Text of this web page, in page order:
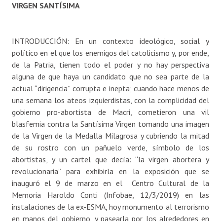
VIRGEN SANTÍSIMA
INTRODUCCIÓN: En un contexto ideológico, social y
político en el que los enemigos del catolicismo y, por ende,
de la Patria, tienen todo el poder y no hay perspectiva
alguna de que haya un candidato que no sea parte de la
actual “dirigencia” corrupta e inepta; cuando hace menos de
una semana los ateos izquierdistas, con la complicidad del
gobierno pro-abortista de Macri, cometieron una vil
blasfemia contra la Santísima Virgen tomando una imagen
de la Virgen de la Medalla Milagrosa y cubriendo la mitad
de su rostro con un pañuelo verde, símbolo de los
abortistas, y un cartel que decía: “la virgen abortera y
revolucionaria” para exhibirla en la exposición que se
inauguró el 9 de marzo en el Centro Cultural de la
Memoria Haroldo Conti (Infobae, 12/3/2019) en las
instalaciones de la ex-ESMA, hoy monumento al terrorismo
en manos del gobierno, y pasearla por los alrededores en